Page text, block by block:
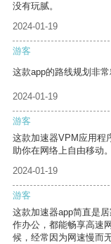
没有玩腻。
2024-01-19
游客
这款app的路线规划非
2024-01-19
游客
这款加速器VPM应用程
助你在网络上自由移动。
2024-01-19
游客
这款加速器app简直是
作办公，都能畅享高速
候，经常因为网速慢而